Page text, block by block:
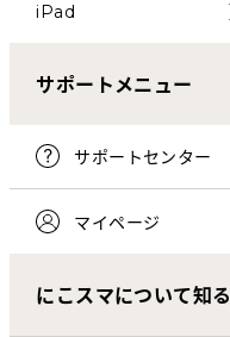
iPad
サポートメニュー
サポートセンター
マイページ
にこスマについて知る